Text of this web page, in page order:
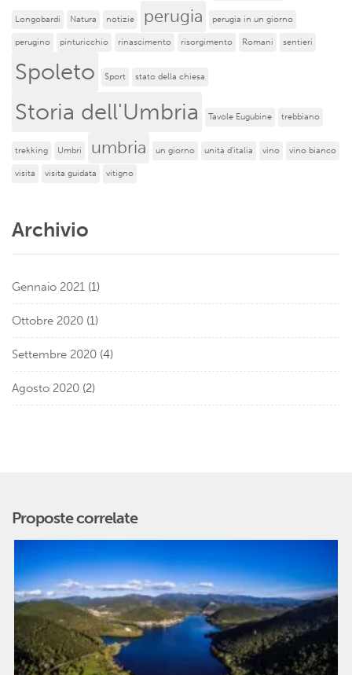
Longobardi Natura notizie perugia perugia in un giorno
perugino pinturicchio rinascimento risorgimento Romani sentieri
Spoleto Sport stato della chiesa
Storia dell'Umbria Tavole Eugubine trebbiano
trekking Umbri umbria un giorno unità d'italia vino vino bianco
visita visita guidata vitigno
Archivio
Gennaio 2021 (1)
Ottobre 2020 (1)
Settembre 2020 (4)
Agosto 2020 (2)
Proposte correlate